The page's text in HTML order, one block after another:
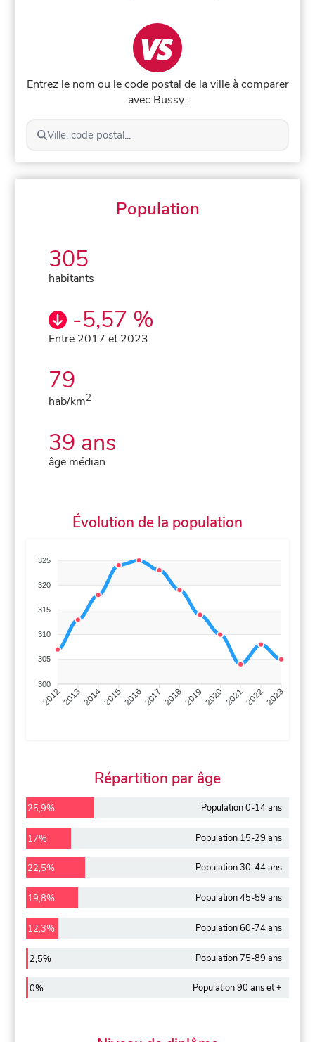
Entrez le nom ou le code postal de la ville à comparer
avec Bussy:
Ville, code postal...
Population
305
habitants
-5,57 %
Entre 2017 et 2023
79
hab/km2
39 ans
âge médian
Évolution de la population
325
320
315
310
305
300
201220132014201520162017 20182019 2020202120222023
Répartition par âge
25,9% Population 0-14 ans
17% Population 15-29 ans
22,5% Population 30-44 ans
19,8% Population 45-59 ans
12,3% Population 60-74 ans
2,5% Population 75-89 ans
0% Population 90 ans et +